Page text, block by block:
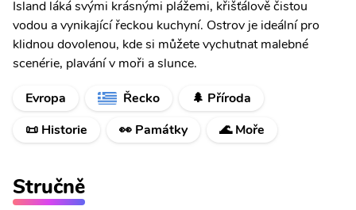
Island láká svými krásnými plážemi, křišťálově čistou
vodou a vynikající řeckou kuchyní. Ostrov je ideální pro
klidnou dovolenou, kde si můžete vychutnat malebné
scenérie, plavání v moři a slunce.
Evropa
Řecko
🌲 Příroda
📜 Historie
👀 Památky 🌊 Moře
Stručně